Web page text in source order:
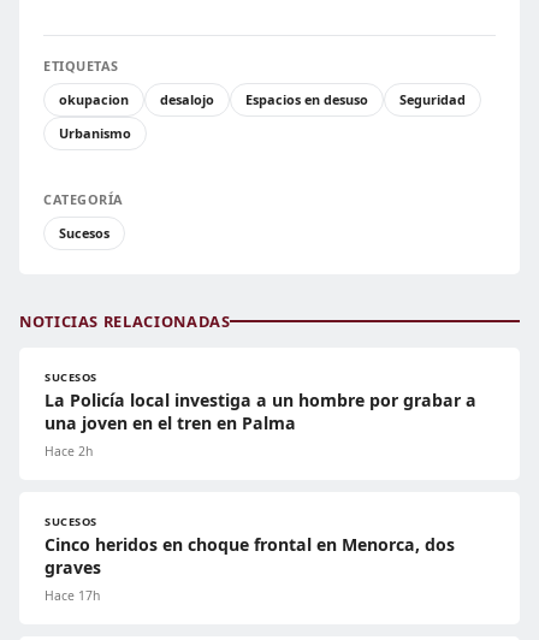
ETIQUETAS
okupacion
desalojo Espacios en desuso
Seguridad
Urbanismo
CATEGORÍA
Sucesos
NOTICIAS RELACIONADAS
SUCESOS
La Policía local investiga a un hombre por grabar a
una joven en el tren en Palma
Hace 2h
SUCESOS
Cinco heridos en choque frontal en Menorca, dos
graves
Hace 17h